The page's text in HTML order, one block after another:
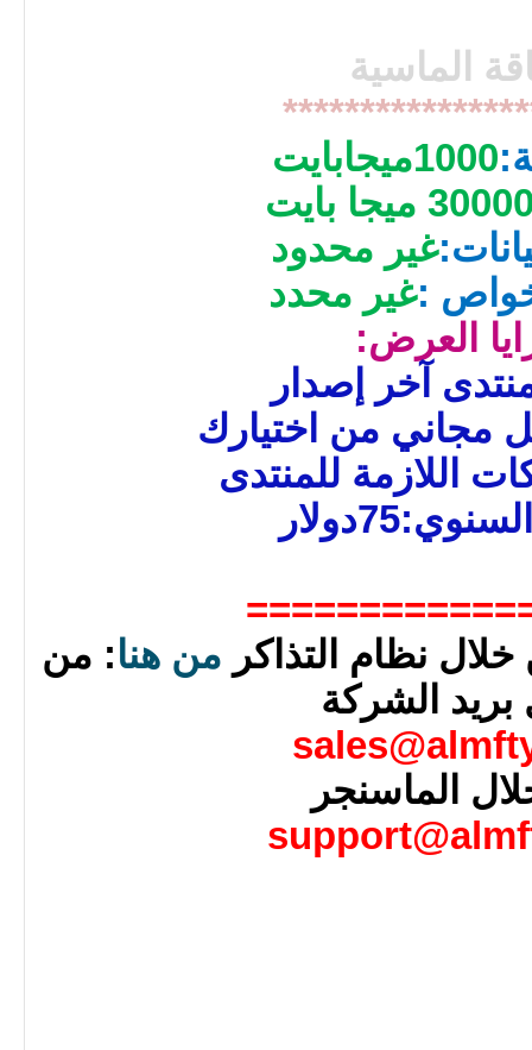
الماسية
1000ميجابايت
ميجا بايت
غير محدود
:غير محدد
العرض:
آخر إصدار
مجاني من اختيارك
اللازمة للمنتدى
دولار
نظام التذاكر من هنا: من
بريد الشركة
الماسنجر